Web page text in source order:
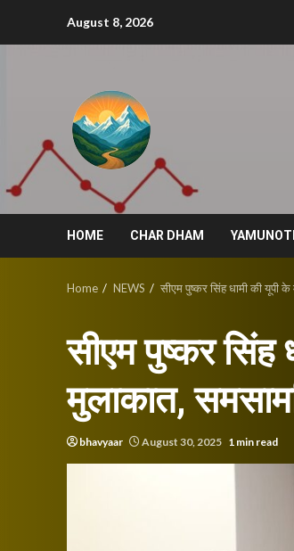
August 8, 2026
HOME CHAR DHAM
Home NEWS सीएम पुष्कर सिंह धामी की यूपी
सीएम पुष्कर सिंह
मुलाकात,
bhavyaar August 30, 2025 1 min read